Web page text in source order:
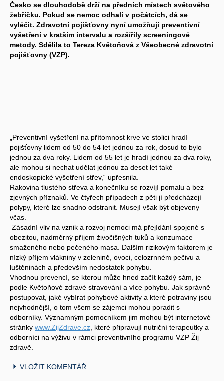
Česko se dlouhodobě drží na předních místech světového
žebříčku. Pokud se nemoc odhalí v počátcích, dá se
vyléčit. Zdravotní pojišťovny nyní umožňují preventivní
vyšetření v kratším intervalu a rozšířily screeningové
metody. Sdělila to Tereza Květoňová z Všeobecné zdravotní
pojišťovny (VZP).
„Preventivní vyšetření na přítomnost krve ve stolici hradí
pojišťovny lidem od 50 do 54 let jednou za rok, dosud to bylo
jednou za dva roky. Lidem od 55 let je hradí jednou za dva roky,
ale mohou si nechat udělat jednou za deset let také
endoskopické vyšetření střev,“ upřesnila.
Rakovina tlustého střeva a konečníku se rozvíjí pomalu a bez
zjevných příznaků. Ve čtyřech případech z pěti jí předcházejí
polypy, které lze snadno odstranit. Musejí však být objeveny
včas.
Zásadní vliv na vznik a rozvoj nemoci má přejídání spojené s
obezitou, nadměrný příjem živočišných tuků a konzumace
smaženého nebo pečeného masa. Dalším rizikovým faktorem je
nízký příjem vlákniny v zelenině, ovoci, celozrnném pečivu a
luštěninách a především nedostatek pohybu.
Vhodnou prevencí, se kterou může hned začít každý sám, je
podle Květoňové zdravé stravování a více pohybu. Jak správně
postupovat, jaké vybírat pohybové aktivity a které potraviny jsou
nejvhodnější, o tom všem se zájemci mohou poradit s
odborníky. Významným pomocníkem jim mohou být internetové
stránky www.ZijZdrave.cz , které připravují nutriční terapeutky a
odborníci na výživu v rámci preventivního programu VZP Žij
zdravě.
VLOŽIT KOMENTÁŘ